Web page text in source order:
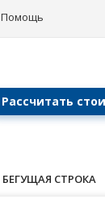
Помощь
Рассчитать
БЕГУЩАЯ СТРОКА